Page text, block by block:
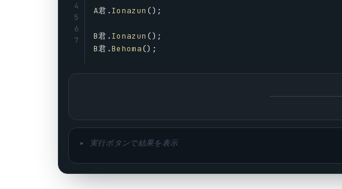
4
5
6
7
A君. Ionazun ();
B君. Ionazun ();
B君.Behoma();
▸ 実行ボタンで結果を表示